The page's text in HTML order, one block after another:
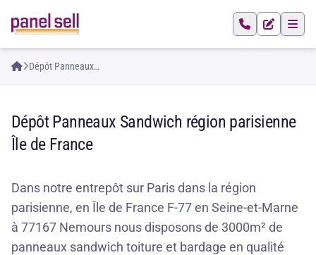
Dépôt Panneaux
Dépôt Panneaux Sandwich région parisienne
Île de France
Dans notre entrepôt sur Paris dans la région
parisienne, en Île de France F-77 en Seine-et-Marne
à 77167 Nemours nous disposons de 3000m² de
panneaux sandwich toiture et bardage en qualité